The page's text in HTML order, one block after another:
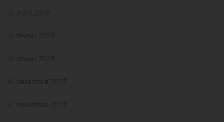
mars 2018
février 2018
janvier 2018
décembre 2017
novembre 2017